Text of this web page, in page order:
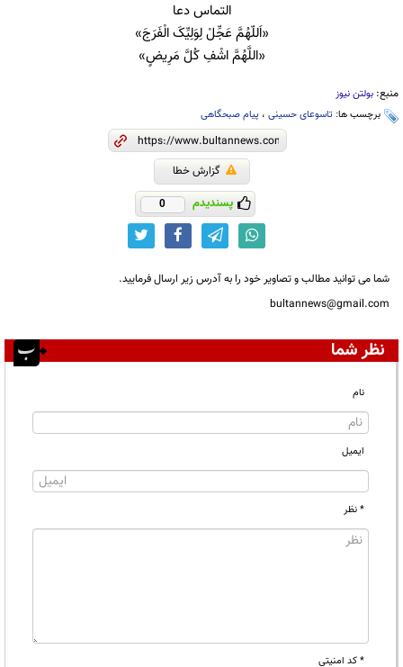
التماس دعا
«اَللّهُمَّ عَجِّلْ لِوَلِيِّکَ الْفَرَجَ»
«اللَّهُمَّ اشْفِ کُلَّ مَرِیضٍ»
منبع: بولتن نیوز
برچسب ها: تاسوعای حسینی ، پیام صبحگاهی
گزارش خطا
پسندیدم 0
شما می توانید مطالب و تصاویر خود را به آدرس زیر ارسال فرمایید.
bultannews@gmail.com
نظر شما
نام
ایمیل
* نظر
* کد امنیتی